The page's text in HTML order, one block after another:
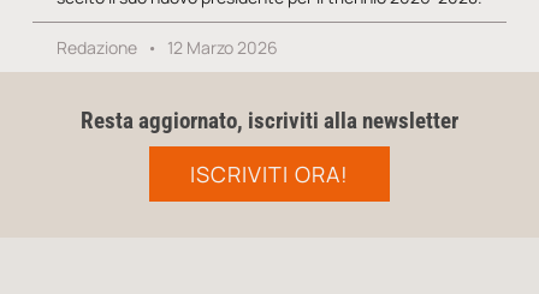
Redazione 12 Marzo 2026
Resta aggiornato, iscriviti alla newsletter
ISCRIVITI ORA!